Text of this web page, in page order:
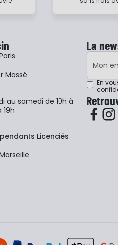
Massé
au samedi de 10h à
19h
Licenciés
La
En